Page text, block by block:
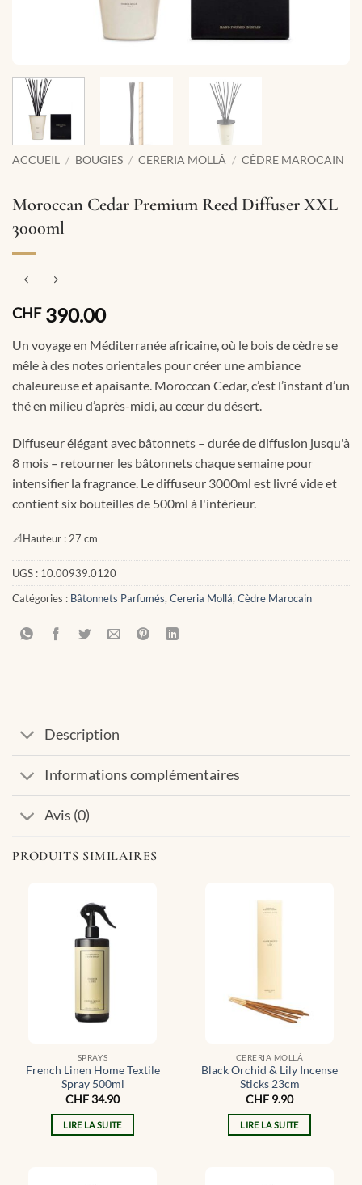
ACCUEIL / BOUGIES / CERERIA MOLLÁ / CÈDRE MAROCAIN
Moroccan Cedar Premium Reed Diffuser XXL
3000ml
CHF390.00
Un voyage en Méditerranée africaine, où le bois de cèdre se
mêle à des notes orientales pour créer une ambiance
chaleureuse et apaisante. Moroccan Cedar, c’est l’instant d’un
thé en milieu d’après-midi, au cœur du désert.
Diffuseur élégant avec bâtonnets – durée de diffusion jusqu'à
8 mois – retourner les bâtonnets chaque semaine pour
intensifier la fragrance. Le diffuseur 3000ml est livré vide et
contient six bouteilles de 500ml à l'intérieur.
📐Hauteur : 27 cm
UGS : 10.00939.0120
Catégories : Bâtonnets Parfumés, Cereria Mollá, Cèdre Marocain
Description
Informations complémentaires
Avis (0)
PRODUITS SIMILAIRES
SPRAYS
French Linen Home Textile
Spray 500ml
CHF34.90
LIRE LA SUITE
CERERIA MOLLÁ
Black Orchid & Lily Incense
Sticks 23cm
CHF 9.90
LIRE LA SUITE